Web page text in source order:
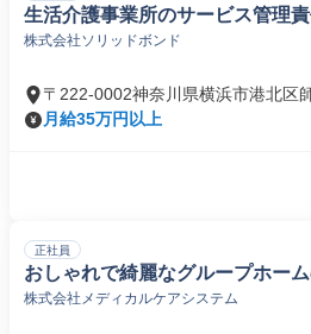
生活介護事業所のサービス管理
株式会社ソリッドボンド
〒222-0002神奈川県横浜市港北区
月給35万円以上
正社員
おしゃれで綺麗なグループホー
株式会社メディカルケアシステム